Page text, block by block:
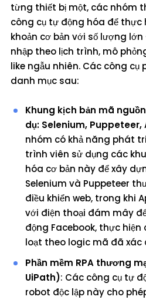
từng thiết bị một, các nhóm
công cụ tự động hóa để
khoản cơ bản với số lượng
nhập theo lịch trình, mô
like ngẫu nhiên. Các công cụ
danh mục sau:
Khung kịch bản mã
dụ: Selenium,
nhóm có khả năng phát
trình viên sử dụng các
hóa cơ bản này để xây
Selenium và Puppeteer
điều khiển web, trong khi
với điện thoại đám mây
động Facebook, thực
loạt theo logic mã đã xác
Phần mềm RPA thương
UiPath): Các công cụ tự
robot độc lập này cho